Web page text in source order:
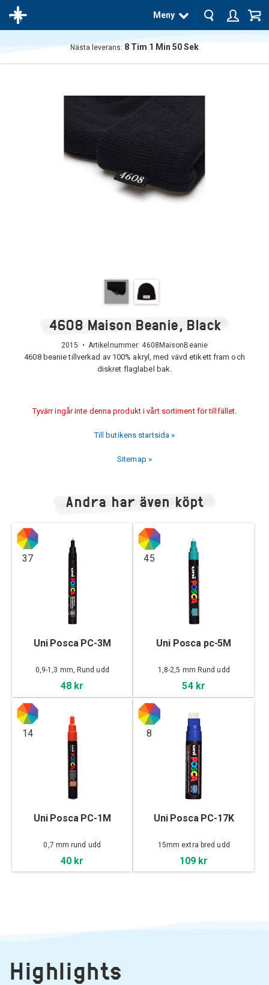
Meny
Nästa leverans: 8 Tim 1 Min 50Sek
4608 Maison Beanie, Black
2015 • Artikelnummer: 4608MaisonBeanie
4608 beanie tillverkad av 100% akryl, med vävd etikett fram och
diskret flaglabel bak.
Tyvärr ingår inte denna produkt i vårt sortiment för tillfället.
Till butikens startsida »
Sitemap »
Andra har även köpt
37
Uni Posca PC-3M
0,9-1,3 mm, Rund udd
48 kr
45
Uni Posca pc-5M
1,8-2,5 mm Rund udd
54 kr
14
Uni Posca PC-1M
0,7 mm rund udd
40 kr
8
Uni Posca PC-17K
15mm extra bred udd
109 kr
Highlights